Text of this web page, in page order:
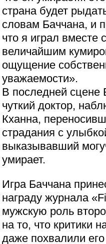
страна будет
словам Баччана, и
что я играл
величайшим
ощущение
уважаемости».
В последней сцене
чуткий доктор,
Кханна,
страдания с
выказывавший
умирает.
Игра Баччана
награду журнала
мужскую роль
на то, что критики
даже похвалили